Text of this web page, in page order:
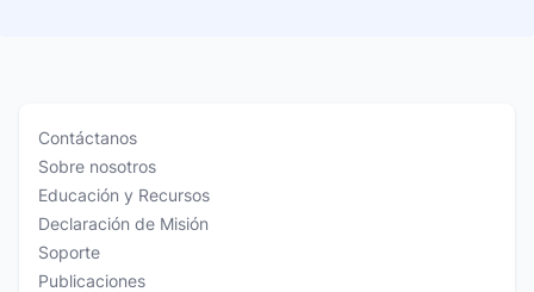
Contáctanos
Sobre nosotros
Educación y Recursos
Declaración de Misión
Soporte
Publicaciones